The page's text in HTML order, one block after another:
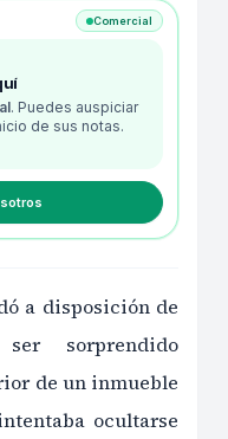
Comercial
. Puedes auspiciar
de sus notas.
a disposición de
sorprendido
de un inmueble
ocultarse